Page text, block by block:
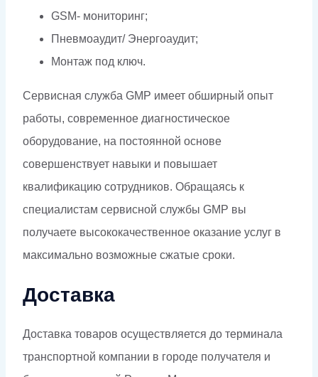
GSM- мониторинг;
Пневмоаудит/ Энергоаудит;
Монтаж под ключ.
Сервисная служба GMP имеет обширный опыт
работы, современное диагностическое
оборудование, на постоянной основе
совершенствует навыки и повышает
квалификацию сотрудников. Обращаясь к
специалистам сервисной службы GMP вы
получаете высококачественное оказание услуг в
максимально возможные сжатые сроки.
Доставка
Доставка товаров осуществляется до терминала
транспортной компании в городе получателя и